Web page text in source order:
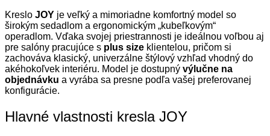
Kreslo JOY je veľký a mimoriadne komfortný model so
širokým sedadlom a ergonomickým „kubeľkovým“
operadlom. Vďaka svojej priestrannosti je ideálnou voľbou aj
pre salóny pracujúce s plus size klientelou, pričom si
zachováva klasický, univerzálne štýlový vzhľad vhodný do
akéhokoľvek interiéru. Model je dostupný výlučne na
objednávku a vyrába sa presne podľa vašej preferovanej
konfigurácie.
Hlavné vlastnosti kresla JOY